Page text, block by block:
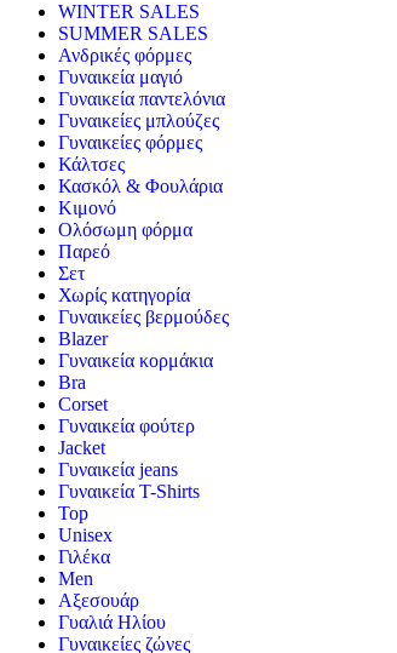
WINTER SALES
SUMMER SALES
Ανδρικές φόρμες
Γυναικεία μαγιό
Γυναικεία παντελόνια
Γυναικείες μπλούζες
Γυναικείες φόρμες
Κάλτσες
Κασκόλ & Φουλάρια
Κιμονό
Ολόσωμη φόρμα
Παρεό
Σετ
Χωρίς κατηγορία
Γυναικείες βερμούδες
Blazer
Γυναικεία κορμάκια
Bra
Corset
Γυναικεία φούτερ
Jacket
Γυναικεία jeans
Γυναικεία T-Shirts
Top
Unisex
Γιλέκα
Men
Αξεσουάρ
Γυαλιά Ηλίου
Γυναικείες ζώνες